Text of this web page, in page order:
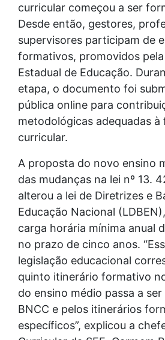
curricular começou a ser
Desde então, gestores,
supervisores participam de
formativos, promovidos
Estadual de Educação.
etapa, o documento foi
pública online para
metodológicas adequadas à
curricular.
A proposta do novo ensino
das mudanças na lei nº 13.
alterou a lei de Diretrizes e
Educação Nacional
carga horária mínima anual
no prazo de cinco anos.
legislação educacional
quinto itinerário formativo
do ensino médio passa a
BNCC e pelos itinerários
específicos”, explicou a